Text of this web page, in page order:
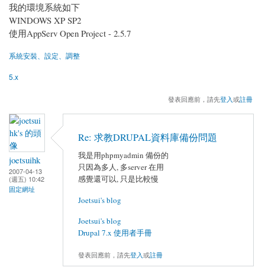
我的環境系統如下
WINDOWS XP SP2
使用AppServ Open Project - 2.5.7
系統安裝、設定、調整
5.x
發表回應前，請先登入或註冊
joetsuihk
2007-04-13
(週五) 10:42
固定網址
Re: 求教DRUPAL資料庫備份問題
我是用phpmyadmin 備份的
只因為多人, 多server 在用
感覺還可以, 只是比較慢
Joetsui's blog
Joetsui's blog
Drupal 7.x 使用者手冊
發表回應前，請先登入或註冊